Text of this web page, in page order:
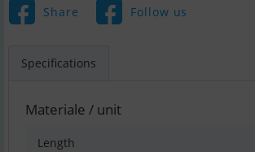
Share Follow us
Specifications
Materiale / unit
Length